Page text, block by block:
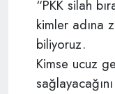
“PKK silah
kimler adına
biliyoruz.
Kimse ucuz